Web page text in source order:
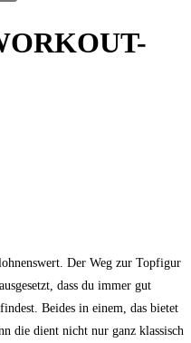
Der Weg zur Topfigur
dass du immer gut
Beides in einem, das bietet
die dient nicht nur ganz klassisch